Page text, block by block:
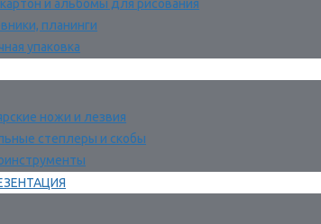
и альбомы для рисования
планинги
упаковка
ножи и лезвия
степлеры и скобы